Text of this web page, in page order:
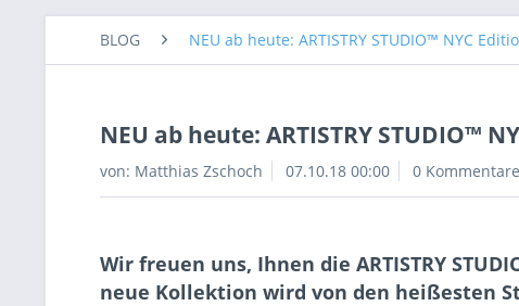
BLOG NEU ab heute: ARTISTRY STUDIO™ NYC
NEU ab heute: ARTISTRY STUDIO™
von: Matthias Zschoch 07.10.18 00:00 0 Kommentare
Wir freuen uns, Ihnen die ARTISTRY
neue Kollektion wird von den heißesten